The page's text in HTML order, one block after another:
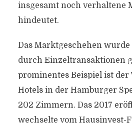
insgesamt noch verhaltene
hindeutet.
Das Marktgeschehen
durch Einzeltransaktionen
prominentes Beispiel ist der
Hotels in der Hamburger
202 Zimmern. Das 2017
wechselte vom Hausinvest-